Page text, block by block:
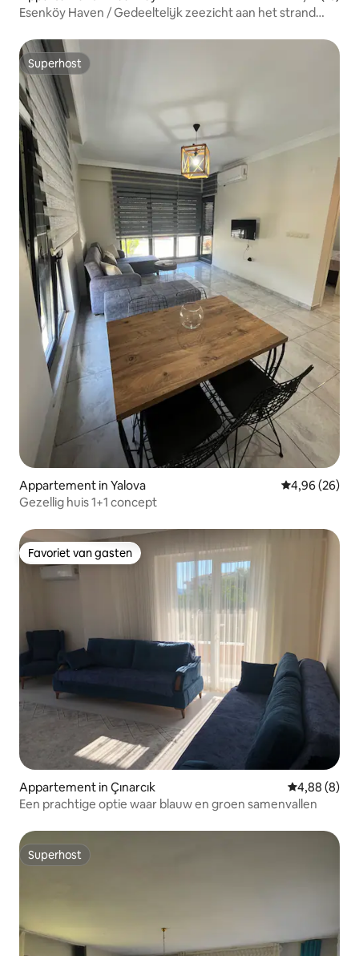
Esenköy Haven / Gedeeltelijk zeezicht aan het strand
Superhost
Superhost
Appartement in Yalova Gemiddelde
4,96 (26)
Gezellig huis 1+1 concept
Favoriet van gasten
Favoriet van gasten
Appartement in Çınarcık Gemiddelde
4,88 (8)
Een prachtige optie waar blauw en groen samenvallen
Superhost
Superhost